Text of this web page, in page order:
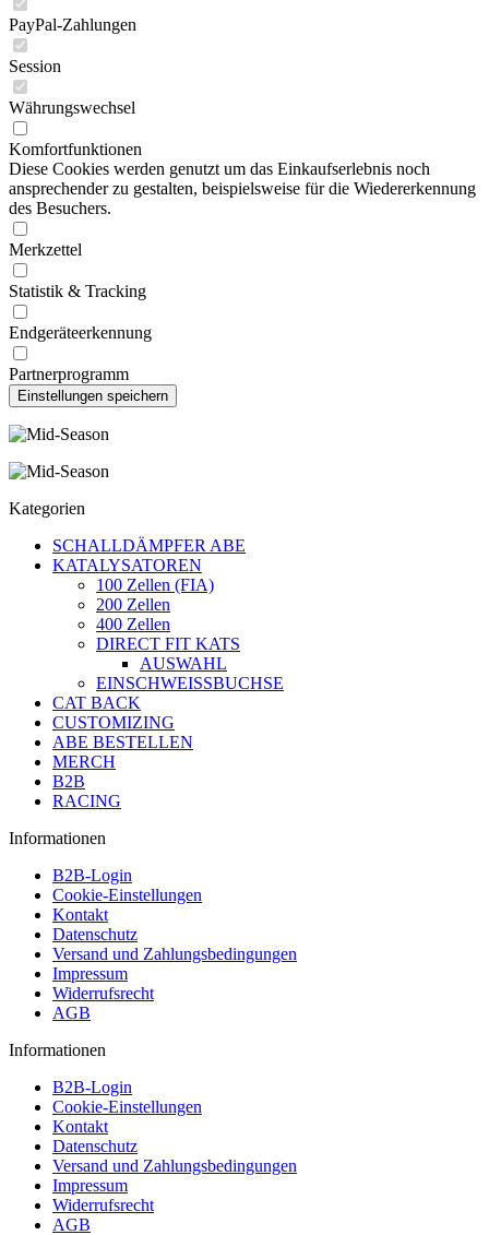
PayPal-Zahlungen
Session
Währungswechsel
Komfortfunktionen
Diese Cookies werden genutzt um das Einkaufserlebnis noch
ansprechender zu gestalten, beispielsweise für die Wiedererkennung
des Besuchers.
Merkzettel
Statistik & Tracking
Endgeräteerkennung
Partnerprogramm
Kategorien
SCHALLDÄMPFER ABE
KATALYSATOREN
100 Zellen (FIA)
200 Zellen
400 Zellen
DIRECT FIT KATS
AUSWAHL
EINSCHWEISSBUCHSE
CAT BACK
CUSTOMIZING
ABE BESTELLEN
MERCH
B2B
RACING
Informationen
B2B-Login
Cookie-Einstellungen
Kontakt
Datenschutz
Versand und Zahlungsbedingungen
Impressum
Widerrufsrecht
AGB
Informationen
B2B-Login
Cookie-Einstellungen
Kontakt
Datenschutz
Versand und Zahlungsbedingungen
Impressum
Widerrufsrecht
AGB